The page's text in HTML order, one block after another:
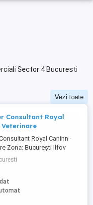
Sector 4 Bucuresti
Vezi toate
Consultant Royal
Veterinare
Royal Caninn -
Zona: București Ilfov
| Activitate de teren Îți
și ai o pasiune
de companie? Royal
echipa și caută un
care să